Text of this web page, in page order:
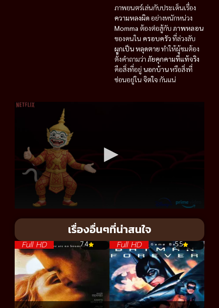
ภาพยนตร์เล่นกับประเด็นเรื่อง
ความหลงผิด อย่างหนักหน่วง
Momma ต้องต่อสู้กับ ภาพหลอน
ของคนใน ครอบครัว ที่ล่วงลับ
ผูกเป็น หลุดตาย ทำให้ผู้ชมต้อง
ตั้งคำถามว่า ภัยคุกคามที่แท้จริง
คือสิ่งที่อยู่ นอกบ้านหรือสิ่งที่
ซ่อนอยู่ใน จิตใจ กันแน่
เรื่องอื่นๆที่น่าสนใจ
Full HD 7.4 Full HD 5.5